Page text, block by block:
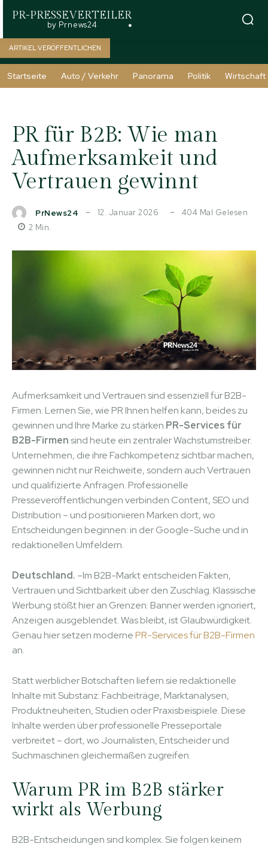
PR-PRESSEVERTEILER
by Prnews24
ARTIKEL VERÖFFENTLICHEN
Startseite Auto / Verkehr Panorama Politik Wirtschaft
PR für B2B: Wie man
Aufmerksamkeit und
Vertrauen gewinnt
PrNews24 12. Januar 2026 404 Mal Gelesen
2 Min.
Aufmerksamkeit und Vertrauen sind essenziell für B2B-
Firmen. Lernen Sie, wie PR Ihnen helfen kann, beides zu
gewinnen und Ihre Marke zu stärken.PR-Services für
B2B-Firmen sind heute ein zentraler Wachstumstreiber.
Unternehmen, die ihre Fachkompetenz sichtbar machen,
gewinnen nicht nur Reichweite, sondern auch Vertrauen
und qualifizierte Anfragen. Professionelle
Presseveröffentlichungen verbinden Content, SEO und
Distribution – und positionieren Marken dort, wo
Entscheidungen beginnen: in der Google-Suche und in
redaktionellen Umfeldern.
Deutschland. –Im B2B-Markt entscheiden Fakten,
Vertrauen und Sichtbarkeit über den Zuschlag. Klassische
Werbung stößt hier an Grenzen: Banner werden ignoriert,
Anzeigen ausgeblendet. Was bleibt, ist Glaubwürdigkeit.
Genau hier setzen modernePR-Services für B2B-Firmen
an.
Statt werblicher Botschaften liefern sie redaktionelle
Inhalte mit Substanz: Fachbeiträge, Marktanalysen,
Produktneuheiten, Studien oder Praxisbeispiele. Diese
Inhalte werden über professionelle Presseportale
verbreitet – dort, wo Journalisten, Entscheider und
Suchmaschinen gleichermaßen zugreifen.
Warum PR im B2B stärker
wirkt als Werbung
B2B-Entscheidungen sind komplex. Sie folgen keinem